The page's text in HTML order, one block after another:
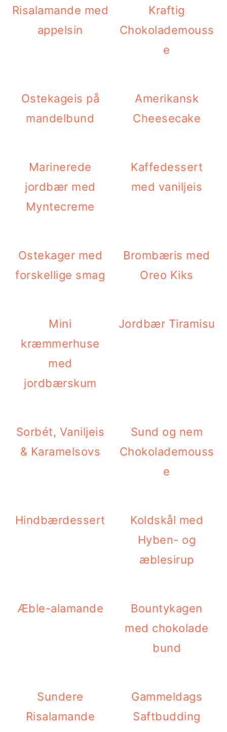
Risalamande med
appelsin
Kraftig
Chokolademouss
e
Ostekageis på
mandelbund
Amerikansk
Cheesecake
Marinerede
jordbær med
Myntecreme
Kaffedessert
med vaniljeis
Ostekager med
forskellige smag
Brombæris med
Oreo Kiks
Mini
kræmmerhuse
med
jordbærskum
Jordbær Tiramisu
Sorbét, Vaniljeis
& Karamelsovs
Sund og nem
Chokolademouss
e
Hindbærdessert
Koldskål med
Hyben- og
æblesirup
Æble-alamande
Bountykagen
med chokolade
bund
Sundere
Risalamande
Gammeldags
Saftbudding